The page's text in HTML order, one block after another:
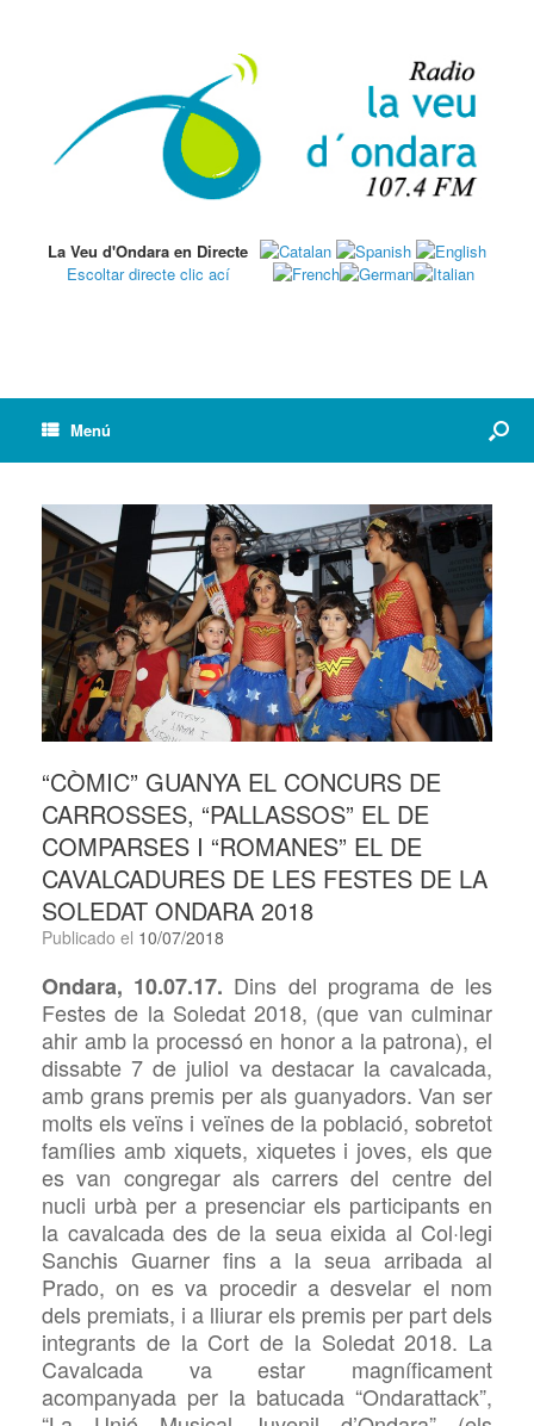
La Veu d'Ondara en Directe
Escoltar directe clic ací
Menú
“CÒMIC” GUANYA EL CONCURS DE
CARROSSES, “PALLASSOS” EL DE
COMPARSES I “ROMANES” EL DE
CAVALCADURES DE LES FESTES DE LA
SOLEDAT ONDARA 2018
Publicado el 10/07/2018
Ondara, 10.07.17. Dins del programa de les
Festes de la Soledat 2018, (que van culminar
ahir amb la processó en honor a la patrona), el
dissabte 7 de juliol va destacar la cavalcada,
amb grans premis per als guanyadors. Van ser
molts els veïns i veïnes de la població, sobretot
famílies amb xiquets, xiquetes i joves, els que
es van congregar als carrers del centre del
nucli urbà per a presenciar els participants en
la cavalcada des de la seua eixida al Col·legi
Sanchis Guarner fins a la seua arribada al
Prado, on es va procedir a desvelar el nom
dels premiats, i a lliurar els premis per part dels
integrants de la Cort de la Soledat 2018. La
Cavalcada va estar magníficament
acompanyada per la batucada “Ondarattack”,